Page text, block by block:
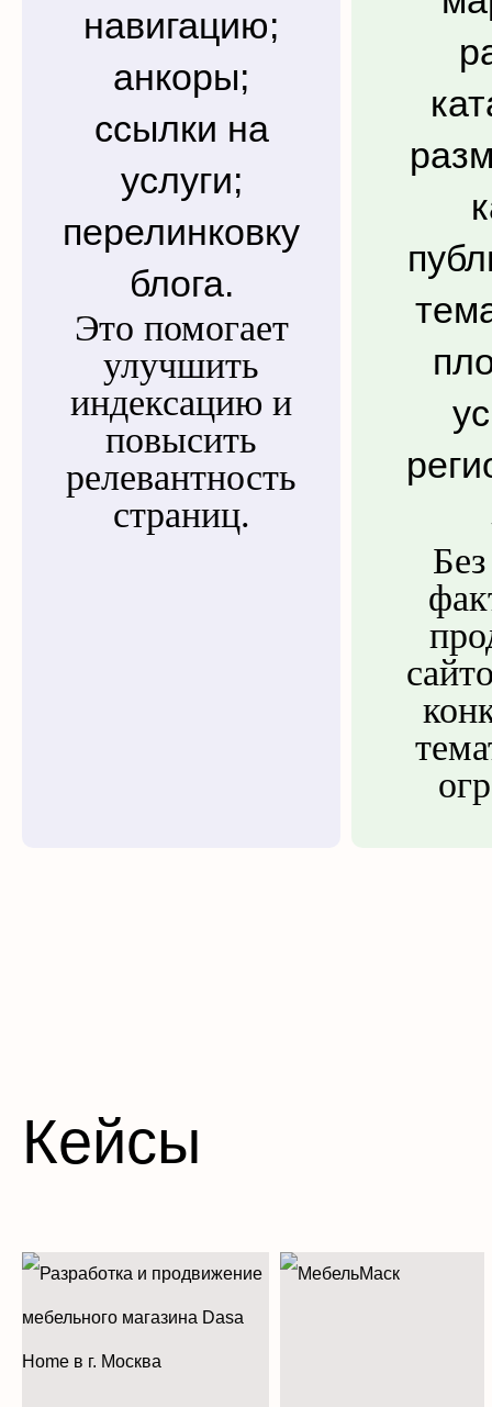
навигацию;
анкоры;
ссылки на
услуги;
перелинковку
блога.
Это помогает
улучшить
индексацию и
повысить
релевантность
страниц.
Кейсы